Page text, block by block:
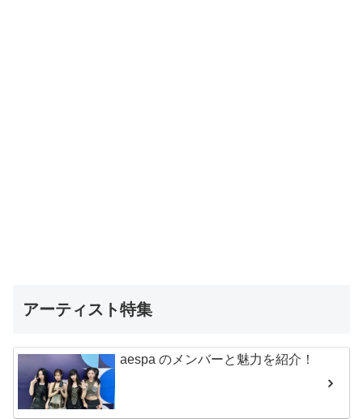
アーティスト特集
aespa のメンバーと魅力を紹介！